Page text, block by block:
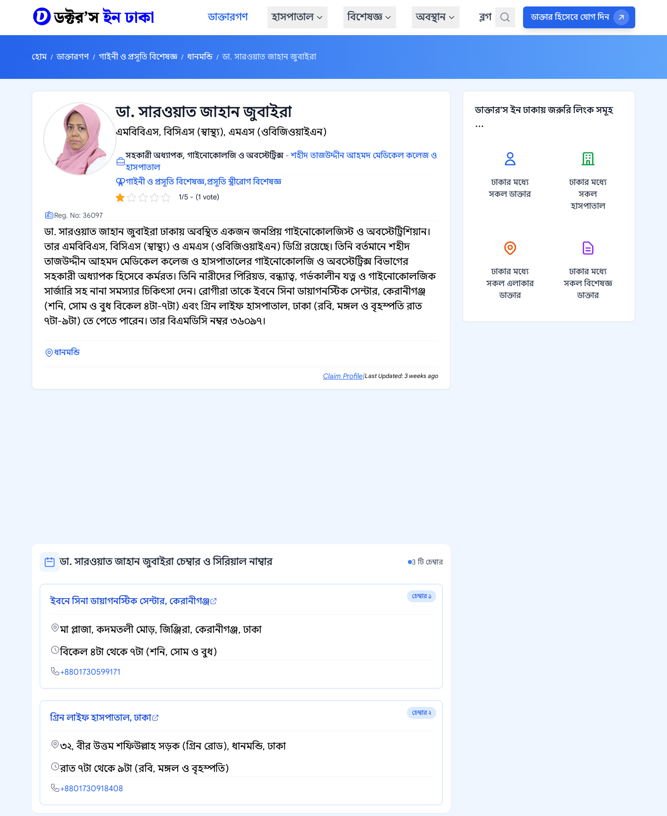
ডাক্তারগণ হাসপাতাল বিশেষজ্ঞ অবস্থান ব্লগ ডাক্তার হিসেবে যোগ দিন
হোম / ডাক্তারগণ / গাইনী ও প্রসূতি বিশেষজ্ঞ / ধানমন্ডি / ডা. সারওয়াত জাহান জুবাইরা
ডা. সারওয়াত জাহান জুবাইরা
এমবিবিএস, বিসিএস (স্বাস্থ্য), এমএস (ওবিজিওয়াইএন)
সহকারী অধ্যাপক, গাইনোকোলজি ও অবস্টেট্রিক্স -শহীদ তাজউদ্দীন আহমদ মেডিকেল কলেজ ও
হাসপাতাল
গাইনী ও প্রসূতি বিশেষজ্ঞ,প্রসূতি স্ত্রীরোগ বিশেষজ্ঞ
1/5 - (1 vote)
Reg. No: 36097
ডা. সারওয়াত জাহান জুবাইরা ঢাকায় অবস্থিত একজন জনপ্রিয় গাইনোকোলজিস্ট ও অবস্টেট্রিশিয়ান।
তার এমবিবিএস, বিসিএস (স্বাস্থ্য) ও এমএস (ওবিজিওয়াইএন) ডিগ্রি রয়েছে। তিনি বর্তমানে শহীদ
তাজউদ্দীন আহমদ মেডিকেল কলেজ ও হাসপাতালের গাইনোকোলজি ও অবস্টেট্রিক্স বিভাগের
সহকারী অধ্যাপক হিসেবে কর্মরত। তিনি নারীদের পিরিয়ড, বন্ধ্যাত্ব, গর্ভকালীন যত্ন ও গাইনোকোলজিক
সার্জারি সহ নানা সমস্যার চিকিৎসা দেন। রোগীরা তাকে ইবনে সিনা ডায়াগনস্টিক সেন্টার, কেরানীগঞ্জ
(শনি, সোম ও বুধ বিকেল ৪টা-৭টা) এবং গ্রিন লাইফ হাসপাতাল, ঢাকা (রবি, মঙ্গল ও বৃহস্পতি রাত
৭টা-৯টা) তে পেতে পারেন। তার বিএমডিসি নম্বর ৩৬০৯৭।
ধানমন্ডি
Claim Profile|Last Updated: 3 weeks ago
ডা. সারওয়াত জাহান জুবাইরা চেম্বার ও সিরিয়াল নাম্বার 3 টি চেম্বার
চেম্বার ১
ইবনে সিনা ডায়াগনস্টিক সেন্টার, কেরানীগঞ্জ
মা প্লাজা, কদমতলী মোড়, জিঞ্জিরা, কেরানীগঞ্জ, ঢাকা
বিকেল ৪টা থেকে ৭টা (শনি, সোম ও বুধ)
+8801730599171
চেম্বার ২
গ্রিন লাইফ হাসপাতাল, ঢাকা
৩২, বীর উত্তম শফিউল্লাহ সড়ক (গ্রিন রোড), ধানমন্ডি, ঢাকা
রাত ৭টা থেকে ৯টা (রবি, মঙ্গল ও বৃহস্পতি)
+8801730918408
ডাক্তার'স ইন ঢাকায় জরুরি লিংক সমূহ
...
ঢাকার মধ্যে
সকল ডাক্তার
ঢাকার মধ্যে
সকল
হাসপাতাল
ঢাকার মধ্যে
সকল এলাকার
ডাক্তার
ঢাকার মধ্যে
সকল বিশেষজ্ঞ
ডাক্তার